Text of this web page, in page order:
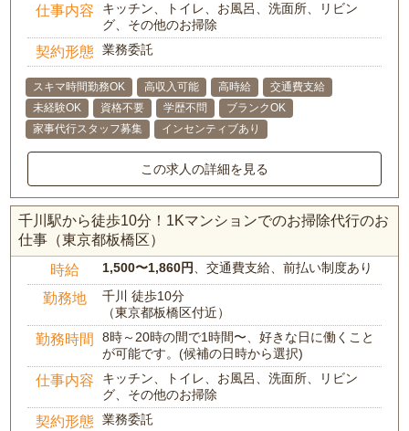
仕事内容
キッチン、トイレ、お風呂、洗面所、リビン
グ、その他のお掃除
契約形態 業務委託
スキマ時間勤務OK 高収入可能 高時給
交通費支給
未経験OK
資格不要 学歴不問
ブランクOK
家事代行スタッフ募集
インセンティブあり
この求人の詳細を見る
千川駅から徒歩10分！1Kマンションでのお掃除代行のお
仕事（東京都板橋区）
時給 1,500〜1,860円、交通費支給、前払い制度あり
勤務地
千川 徒歩10分
（東京都板橋区付近）
勤務時間
8時～20時の間で1時間〜、好きな日に働くこと
が可能です。(候補の日時から選択)
仕事内容
キッチン、トイレ、お風呂、洗面所、リビン
グ、その他のお掃除
契約形態 業務委託